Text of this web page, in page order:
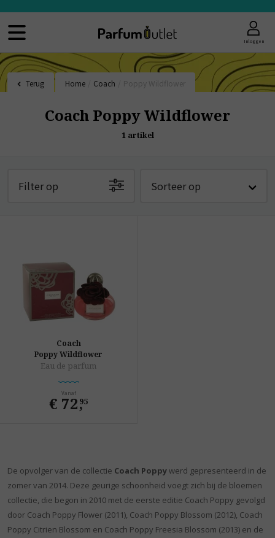
Inloggen
Terug Home Coach
Coach Poppy Wildflower
1 artikel
Filter op Sorteer op
Coach
Poppy Wildflower
Eau de parfum
Vanaf
€ 72,
95
De opvolger van de collectie Coach Poppywerd gepresenteerd in de
zomer van 2014. Deze geurige schoonheid voegt zich bij de bloemen
collectie, die begon in 2010 met de eerste editie Coach Poppy gevolgd
door Coach Poppy Flower (2011), Coach Poppy Blossom (2012), Coach
Poppy Citrien Blossom en Coach Poppy Freesia Blossom (2013) en de